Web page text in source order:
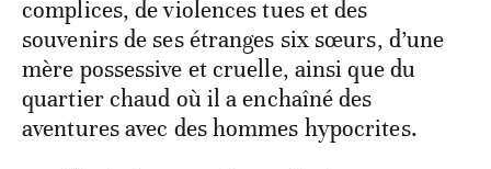
complices, de violences tues et des
souvenirs de ses étranges six sœurs, d’une
mère possessive et cruelle, ainsi que du
quartier chaud où il a enchaîné des
aventures avec des hommes hypocrites.